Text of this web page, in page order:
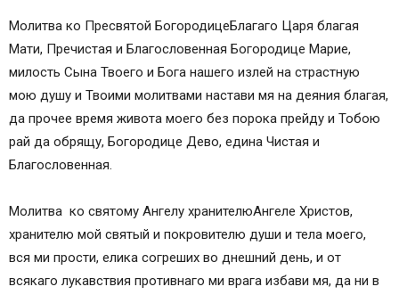
Молитва ко Пресвятой БогородицеБлагаго Царя благая
Мати, Пречистая и Благословенная Богородице Марие,
милость Сына Твоего и Бога нашего излей на страстную
мою душу и Твоими молитвами настави мя на деяния благая,
да прочее время живота моего без порока прейду и Тобою
рай да обрящу, Богородице Дево, едина Чистая и
Благословенная.
Молитва ко святому Ангелу хранителюАнгеле Христов,
хранителю мой святый и покровителю души и тела моего,
вся ми прости, елика согреших во днешний день, и от
всякаго лукавствия противнаго ми врага избави мя, да ни в